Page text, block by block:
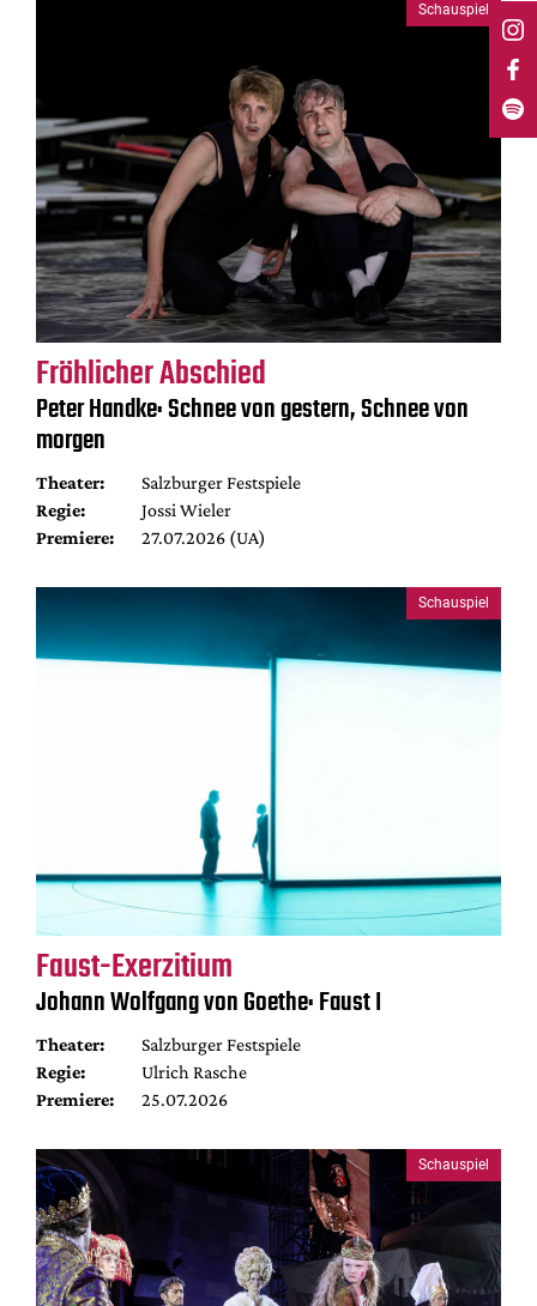
Schauspiel
Fröhlicher Abschied
Peter Handke: Schnee von gestern, Schnee von
morgen
Theater:
Salzburger Festspiele
Regie:
Jossi Wieler
Premiere:
27.07.2026 (UA)
Schauspiel
Faust-Exerzitium
Johann Wolfgang von Goethe: Faust I
Theater:
Salzburger Festspiele
Regie:
Ulrich Rasche
Premiere:
25.07.2026
Schauspiel